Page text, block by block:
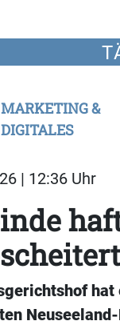
MARKETING &
DIGITALES
| 12:36 Uhr